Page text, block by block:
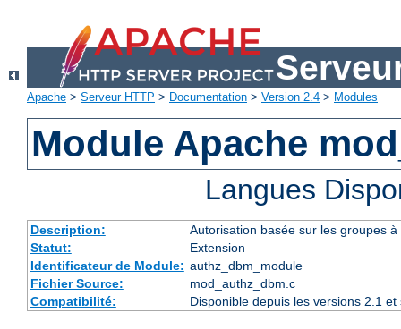
Apache > Serveur HTTP > Documentation > Version 2.4 > Modules
Module Apache
Langues
Description:
Autorisation basée sur les groupes
Statut:
Extension
Identificateur de Module: authz_dbm_module
Fichier Source:
mod_authz_dbm.c
Compatibilité:
Disponible depuis les versions 2.1